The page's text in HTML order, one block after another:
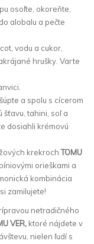
osoľte, okoreňte,
alobalu a pečte
vodu a cukor,
hrušky. Varte
a spolu s cícerom
tahini, soľ a
dosiahli krémovú
krekrochTOMU
orieškami a
kombinácia
zamilujete!
netradičného
VER, ktoré nájdete v
nielen ľudí s